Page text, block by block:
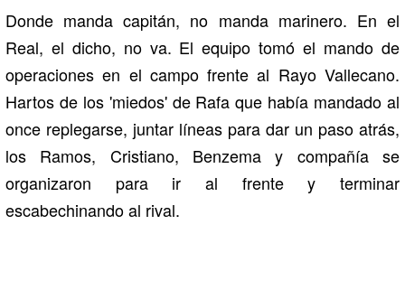
Donde manda capitán, no manda marinero. En el
Real, el dicho, no va. El equipo tomó el mando de
operaciones en el campo frente al Rayo Vallecano.
Hartos de los 'miedos' de Rafa que había mandado al
once replegarse, juntar líneas para dar un paso atrás,
los Ramos, Cristiano, Benzema y compañía se
organizaron para ir al frente y terminar
escabechinando al rival.